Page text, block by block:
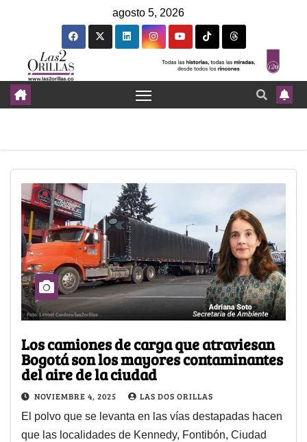
agosto 5, 2026
Los camiones de carga que atraviesan
Bogotá son los mayores contaminantes
del aire de la ciudad
NOVIEMBRE 4, 2025 LAS DOS ORILLAS
El polvo que se levanta en las vías destapadas hacen
que las localidades de Kennedy, Fontibón, Ciudad